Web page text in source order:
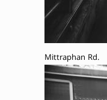
Mittraphan Rd.